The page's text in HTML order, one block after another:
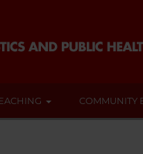
COMMUNITY